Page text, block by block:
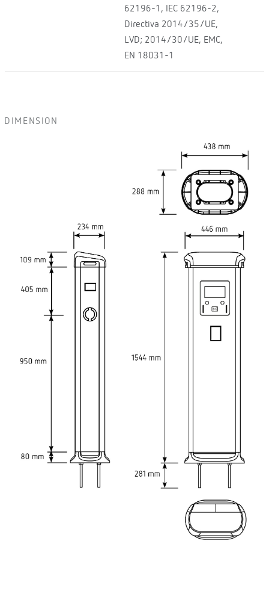
62196-1, IEC 62196-2,
Directiva 2014/35/UE,
LVD; 2014/30/UE, EMC,
EN 18031-1
DIMENSION